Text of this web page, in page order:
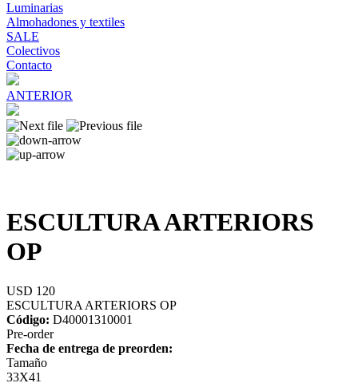
Luminarias
Almohadones y textiles
SALE
Colectivos
Contacto
ANTERIOR
ESCULTURA ARTERIORS
OP
USD 120
ESCULTURA ARTERIORS OP
Código: D40001310001
Pre-order
Fecha de entrega de preorden:
Tamaño
33X41